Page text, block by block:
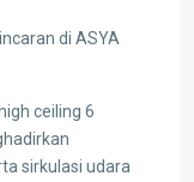
di ASYA
ceiling 6
sirkulasi udara